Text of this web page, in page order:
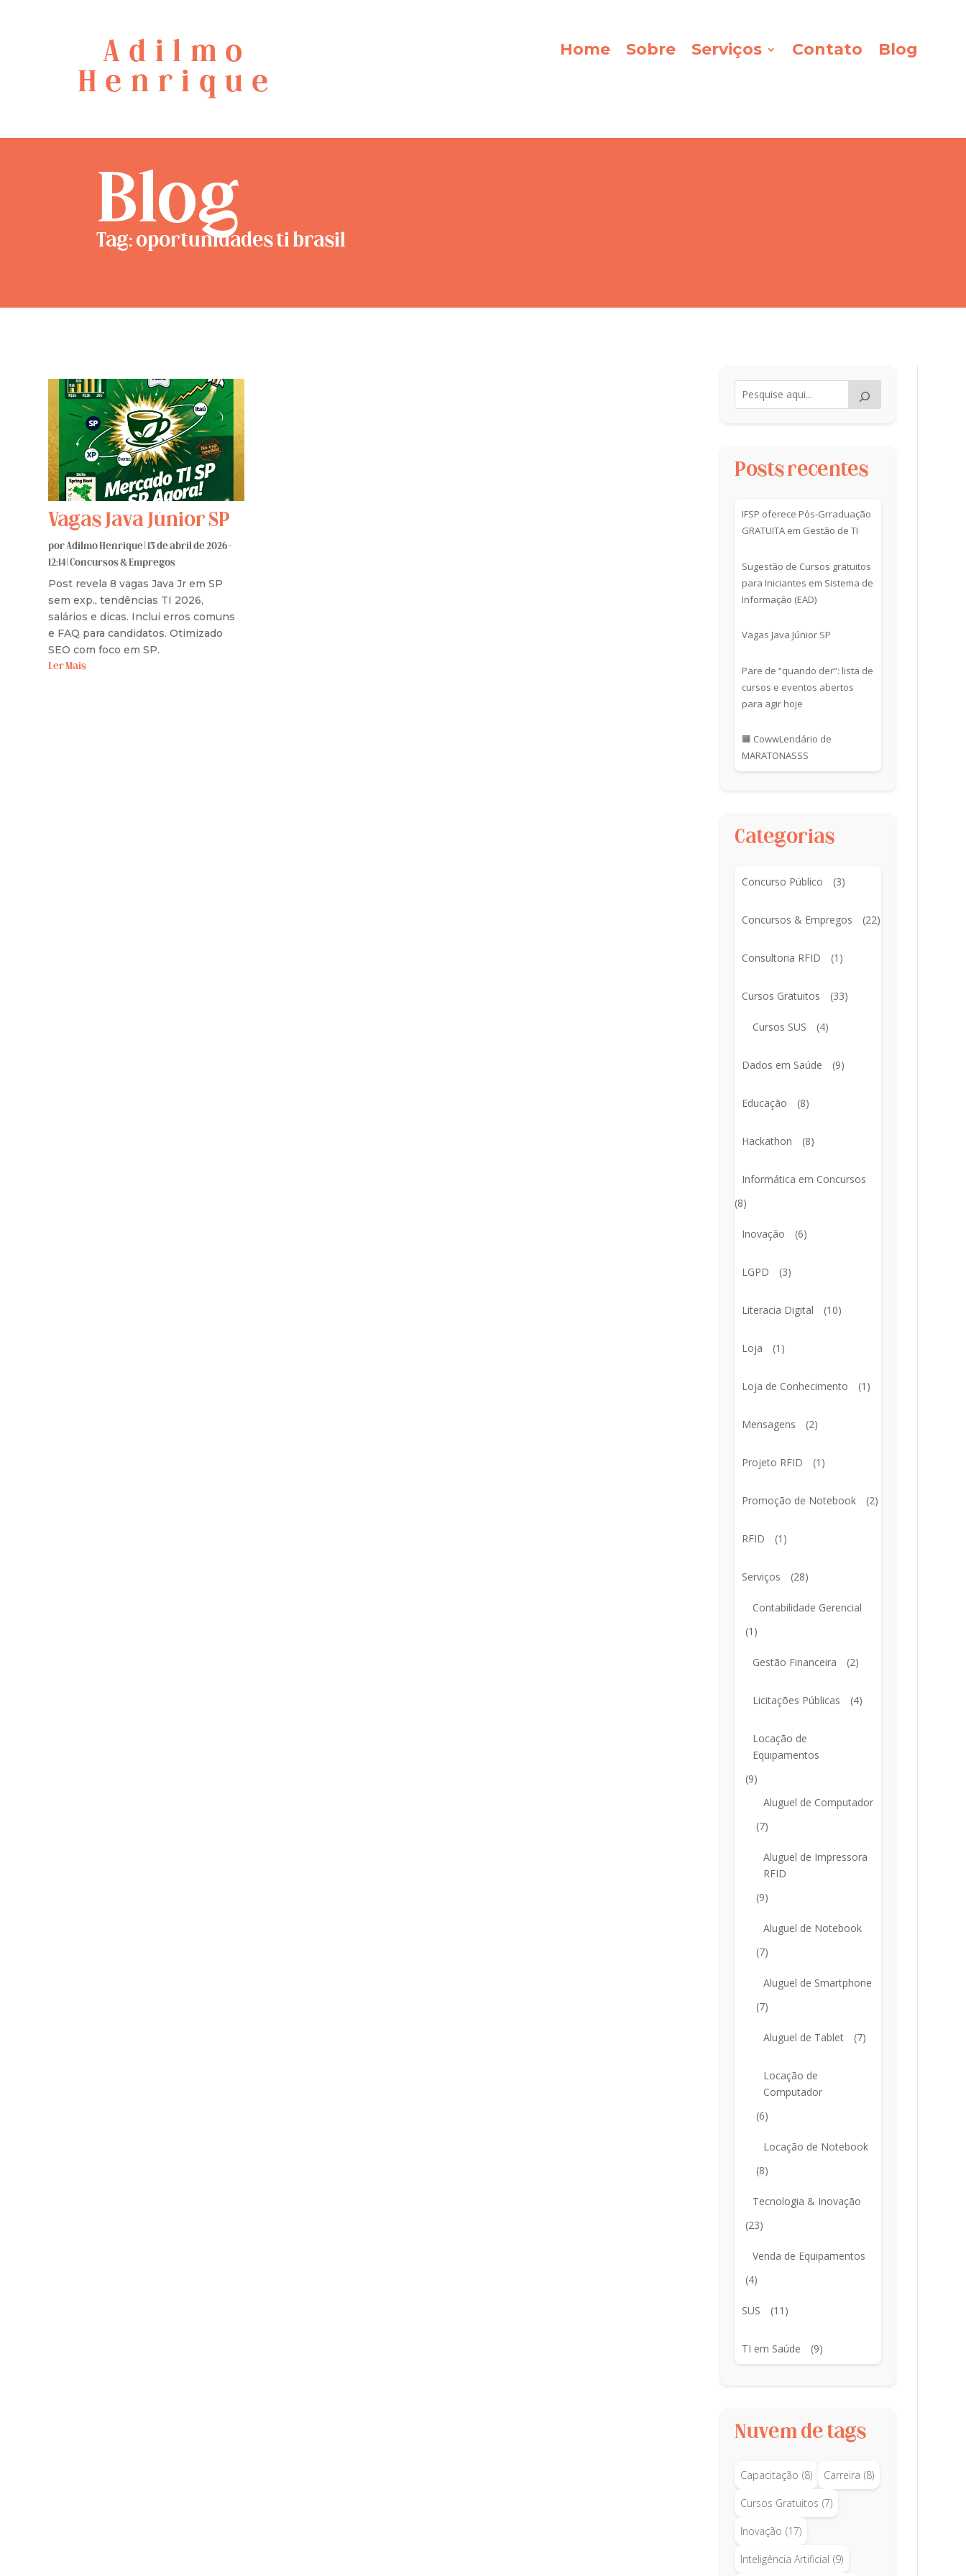
Adilmo
Henrique
Home Sobre Serviços Contato Blog
Blog
Tag: oportunidades ti brasil
Vagas Java Júnior SP
porAdilmo Henrique| 13 de abril de 2026 -
12:14|Concursos & Empregos
Post revela 8 vagas Java Jr em SP
sem exp., tendências TI 2026,
salários e dicas. Inclui erros comuns
e FAQ para candidatos. Otimizado
SEO com foco em SP.
Ler Mais
Posts recentes
IFSP oferece Pós-Grraduação
GRATUITA em Gestão de TI
Sugestão de Cursos gratuitos
para Iniciantes em Sistema de
Informação (EAD)
Vagas Java Júnior SP
Pare de “quando der”: lista de
cursos e eventos abertos
para agir hoje
🟧 CowwLendário de
MARATONASSS
Categorias
Concurso Público (3)
Concursos & Empregos (22)
Consultoria RFID (1)
Cursos Gratuitos (33)
Cursos SUS (4)
Dados em Saúde (9)
Educação (8)
Hackathon (8)
Informática em Concursos
(8)
Inovação (6)
LGPD (3)
Literacia Digital (10)
Loja (1)
Loja de Conhecimento (1)
Mensagens (2)
Projeto RFID (1)
Promoção de Notebook (2)
RFID (1)
Serviços (28)
Contabilidade Gerencial
(1)
Gestão Financeira (2)
Licitações Públicas (4)
Locação de
Equipamentos
(9)
Aluguel de Computador
(7)
Aluguel de Impressora
RFID
(9)
Aluguel de Notebook
(7)
Aluguel de Smartphone
(7)
Aluguel de Tablet (7)
Locação de
Computador
(6)
Locação de Notebook
(8)
Tecnologia & Inovação
(23)
Venda de Equipamentos
(4)
SUS (11)
TI em Saúde (9)
Nuvem de tags
Capacitação (8) Carreira (8)
Cursos Gratuitos (7)
Inovação (17)
Inteligência Artificial (9)